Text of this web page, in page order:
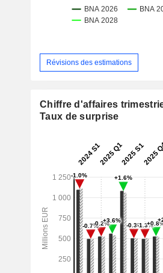
Révisions des estimations
Chiffre d'affaires
Taux de surprise